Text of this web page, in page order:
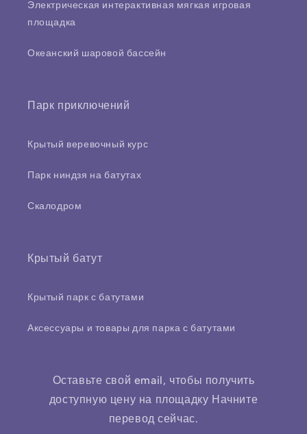
Электрическая интерактивная мягкая игровая
площадка
Океанский шаровой бассейн
Парк приключений
Крытый веревочный курс
Парк ниндзя на батутах
Скалодром
Крытый батут
Крытый парк с батутами
Аксессуары и товары для парка с батутами
Оставьте свой email, чтобы получить
доступную цену на площадку Начните
перевод сейчас.